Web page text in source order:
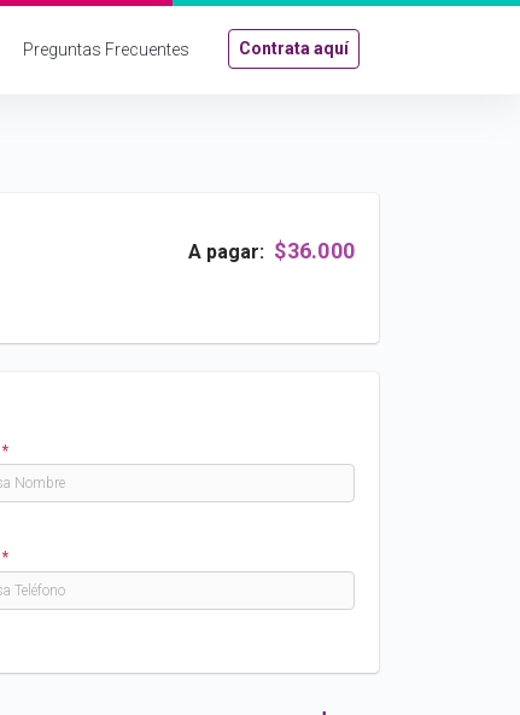
Preguntas Frecuentes Contrata aquí
A pagar: $36.000
*
*